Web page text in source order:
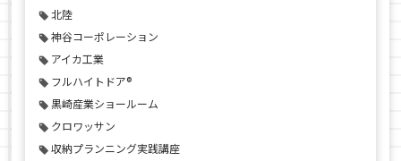
北陸
神谷コーポレーション
アイカ工業
フルハイトドア®
黒崎産業ショールーム
クロワッサン
収納プランニング実践講座